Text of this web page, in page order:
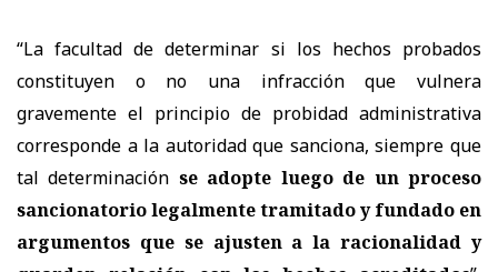
“La facultad de determinar si los hechos probados
constituyen o no una infracción que vulnera
gravemente el principio de probidad administrativa
corresponde a la autoridad que sanciona, siempre que
tal determinación se adopte luego de un proceso
sancionatorio legalmente tramitado y fundado en
argumentos que se ajusten a la racionalidad y